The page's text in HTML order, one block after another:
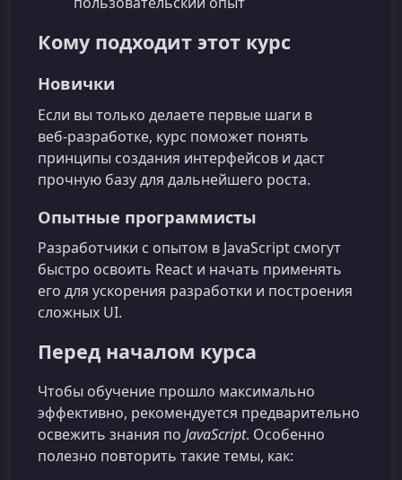
Кому подходит этот курс
Новички
Если вы только делаете первые шаги в
веб‑разработке, курс поможет понять
принципы создания интерфейсов и даст
прочную базу для дальнейшего роста.
Опытные программисты
Разработчики с опытом в JavaScript смогут
быстро освоить React и начать применять
его для ускорения разработки и построения
сложных UI.
Перед началом курса
Чтобы обучение прошло максимально
эффективно, рекомендуется предварительно
освежить знания по JavaScript. Особенно
полезно повторить такие темы, как: